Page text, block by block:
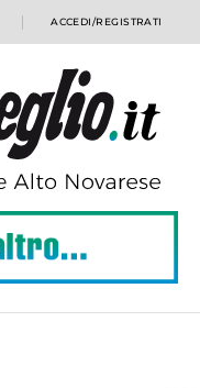
ACCEDI/REGISTRATI